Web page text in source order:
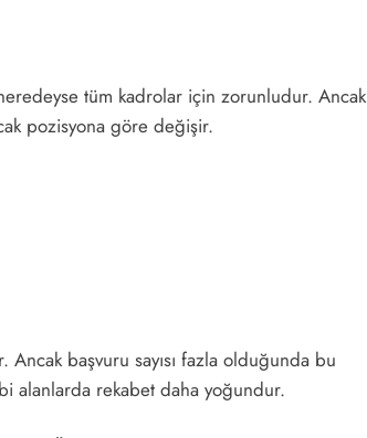
neredeyse tüm kadrolar için zorunludur. Ancak
pozisyona göre değişir.
Ancak başvuru sayısı fazla olduğunda bu
alanlarda rekabet daha yoğundur.